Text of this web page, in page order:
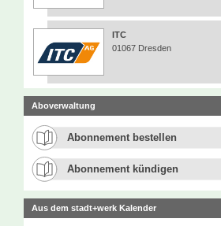
ITC
01067 Dresden
Aboverwaltung
Abonnement bestellen
Abonnement kündigen
Aus dem stadt+werk Kalender